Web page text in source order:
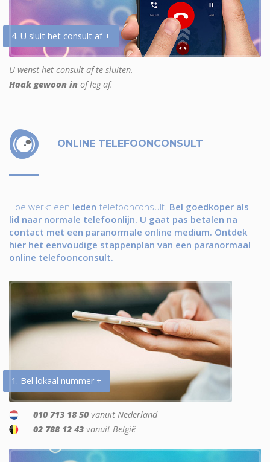
4. U sluit het consult af +
U wenst het consult af te sluiten.
Haak gewoon in of leg af.
ONLINE TELEFOONCONSULT
Hoe werkt een leden-telefoonconsult. Bel goedkoper als
lid naar normale telefoonlijn. U gaat pas betalen na
contact met een paranormale online medium. Ontdek
hier het eenvoudige stappenplan van een paranormaal
online telefoonconsult.
1. Bel lokaal nummer +
010 713 18 50 vanuit Nederland
02 788 12 43 vanuit België